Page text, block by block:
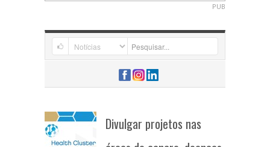
PUB
Divulgar projetos nas